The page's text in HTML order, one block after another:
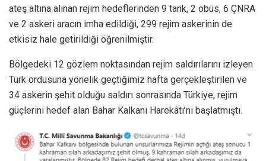
ateş altına alınan rejim hedeflerinden 9 tank, 2 obüs, 6 ÇNRA
ve 2 askeri aracın imha edildiği, 299 rejim askerinin de
etkisiz hale getirildiği öğrenilmiştir.
Bölgedeki 12 gözlem noktasından rejim saldırılarını izleyen
Türk ordusuna yönelik geçtiğimiz hafta gerçekleştirilen ve
34 askerin şehit olduğu saldırı sonrasında Türkiye, rejim
güçlerini hedef alan Bahar Kalkanı Harekâtı’nı başlatmıştı.